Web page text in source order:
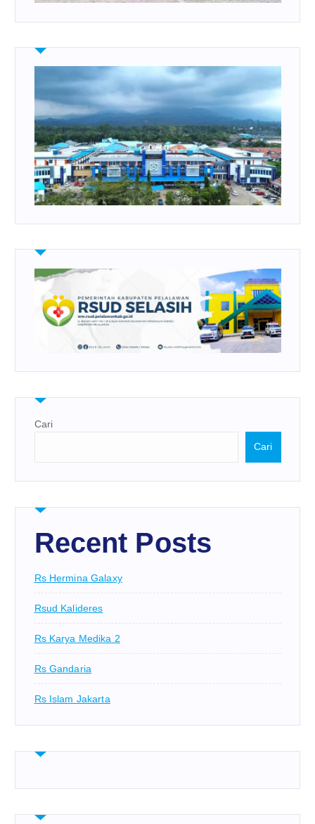
Cari
Cari
Recent Posts
Rs Hermina Galaxy
Rsud Kalideres
Rs Karya Medika 2
Rs Gandaria
Rs Islam Jakarta